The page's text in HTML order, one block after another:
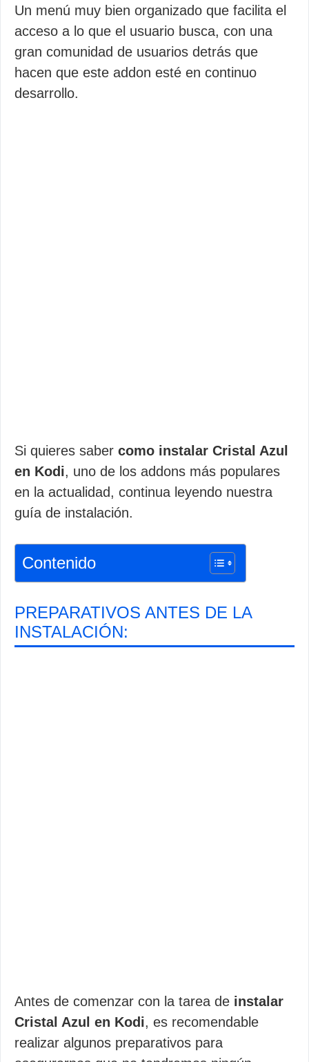
Un menú muy bien organizado que facilita el
acceso a lo que el usuario busca, con una
gran comunidad de usuarios detrás que
hacen que este addon esté en continuo
desarrollo.
Si quieres saber como instalar Cristal Azul
en Kodi, uno de los addons más populares
en la actualidad, continua leyendo nuestra
guía de instalación.
Contenido
PREPARATIVOS ANTES DE LA
INSTALACIÓN:
Antes de comenzar con la tarea de instalar
Cristal Azul en Kodi, es recomendable
realizar algunos preparativos para